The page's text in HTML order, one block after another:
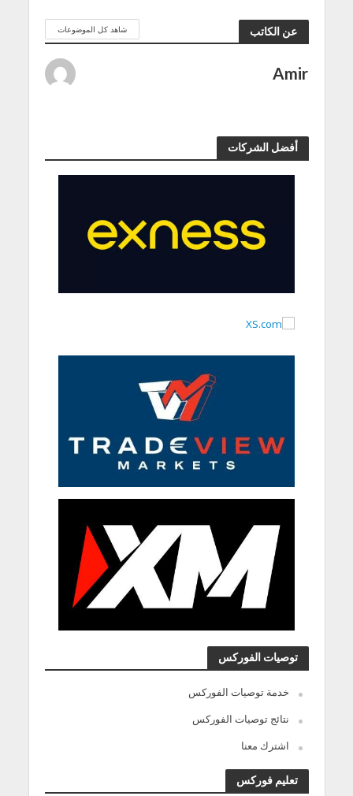
عن الكاتب شاهد كل الموضوعات
Amir
أفضل الشركات
توصيات الفوركس
خدمة توصيات الفوركس
نتائج توصيات الفوركس
اشترك معنا
تعليم فوركس